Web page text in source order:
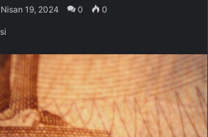
Nisan 19, 2024 0 0